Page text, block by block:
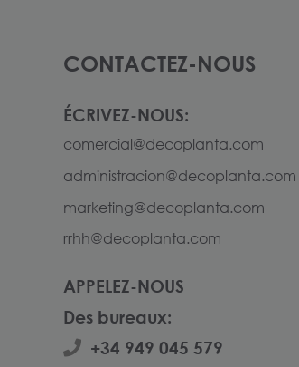
CONTACTEZ-NOUS
ÉCRIVEZ-NOUS:
comercial@decoplanta.com
administracion@decoplanta.com
marketing@decoplanta.com
rrhh@decoplanta.com
APPELEZ-NOUS
Des bureaux:
+34 949 045 579